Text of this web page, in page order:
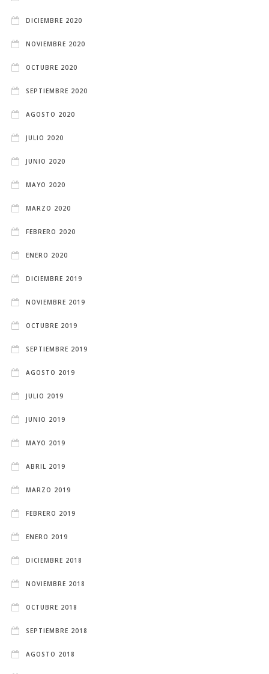
DICIEMBRE 2020
NOVIEMBRE 2020
OCTUBRE 2020
SEPTIEMBRE 2020
AGOSTO 2020
JULIO 2020
JUNIO 2020
MAYO 2020
MARZO 2020
FEBRERO 2020
ENERO 2020
DICIEMBRE 2019
NOVIEMBRE 2019
OCTUBRE 2019
SEPTIEMBRE 2019
AGOSTO 2019
JULIO 2019
JUNIO 2019
MAYO 2019
ABRIL 2019
MARZO 2019
FEBRERO 2019
ENERO 2019
DICIEMBRE 2018
NOVIEMBRE 2018
OCTUBRE 2018
SEPTIEMBRE 2018
AGOSTO 2018